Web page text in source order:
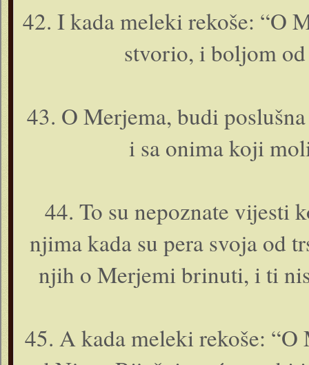
42. I kada meleki rekoše: “O
stvorio, i boljom
43. O Merjema, budi
i sa o­nima koji
44. To su nepoznate vijesti
njima kada su pera svoja od
njih o Merjemi brinuti, i ti
45. A kada meleki rekoše: